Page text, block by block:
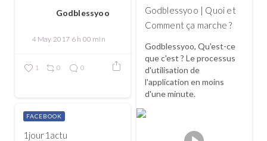
Godblessyoo
4 May 2017 6 h 00 min
1 0 0
Godblessyoo | Quoi et
Comment ça marche ?
Godblessyoo, Qu'est-ce
que c'est ? Le processus
d'utilisation de
l'application en moins
d'une minute.
1jour1actu
FACEBOOK